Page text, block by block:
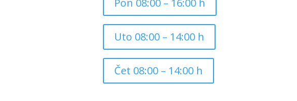
Pon 08:00 – 16:00 h
Uto 08:00 – 14:00 h
Čet 08:00 – 14:00 h